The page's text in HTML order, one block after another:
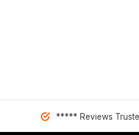
***** Reviews